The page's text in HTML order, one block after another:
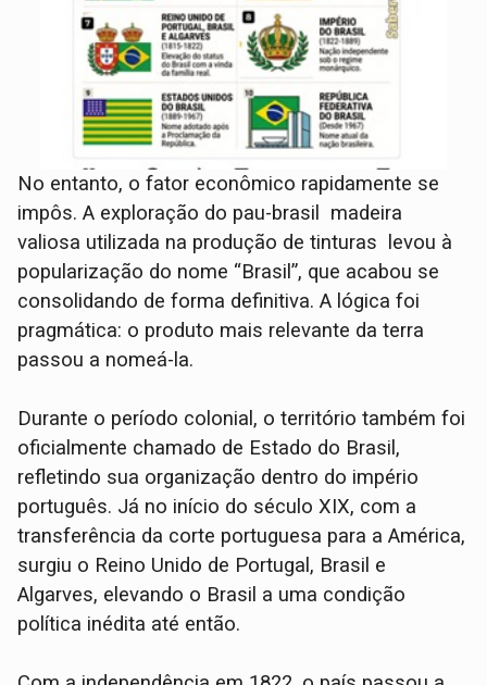
No entanto, o fator econômico rapidamente se
impôs. A exploração do pau-brasil madeira
valiosa utilizada na produção de tinturas levou à
popularização do nome “Brasil”, que acabou se
consolidando de forma definitiva. A lógica foi
pragmática: o produto mais relevante da terra
passou a nomeá-la.
Durante o período colonial, o território também foi
oficialmente chamado de Estado do Brasil,
refletindo sua organização dentro do império
português. Já no início do século XIX, com a
transferência da corte portuguesa para a América,
surgiu o Reino Unido de Portugal, Brasil e
Algarves, elevando o Brasil a uma condição
política inédita até então.